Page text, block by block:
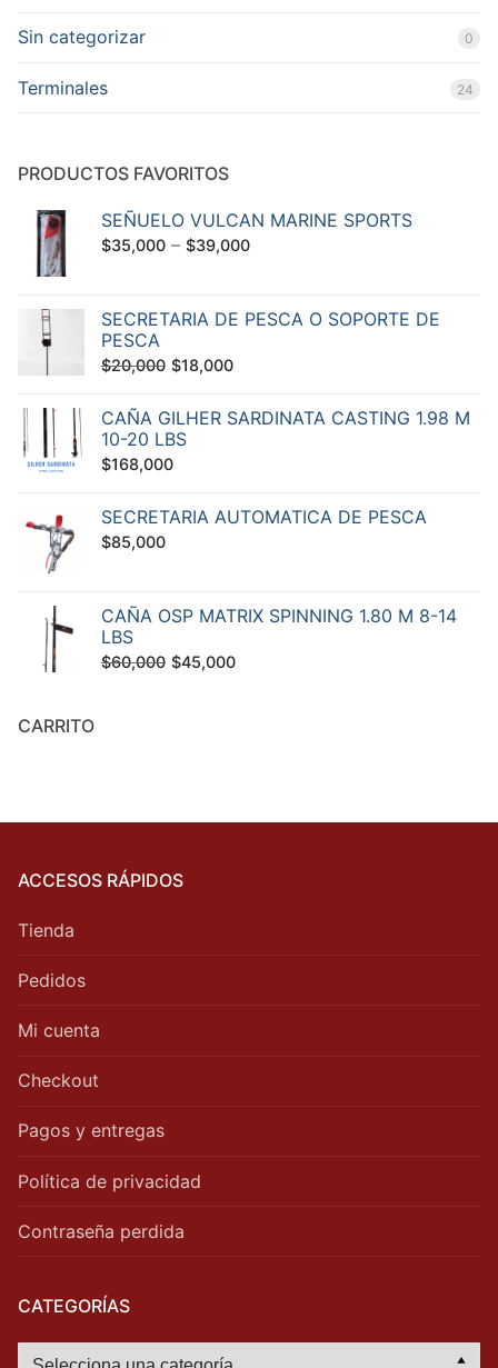
Sin categorizar 0
Terminales 24
PRODUCTOS FAVORITOS
SEÑUELO VULCAN MARINE SPORTS
$35,000 – $39,000
SECRETARIA DE PESCA O SOPORTE DE
PESCA
$20,000 El
original
era:
$20,000.
$18,000El
actual
CAÑA GILHER SARDINATA CASTING 1.98 M
10-20 LBS
$168,000
SECRETARIA AUTOMATICA DE PESCA
$85,000
CAÑA OSP MATRIX SPINNING 1.80 M 8-14
LBS
$60,000 El
$45,000El
CARRITO
ACCESOS RÁPIDOS
Tienda
Pedidos
Mi cuenta
Checkout
Pagos y entregas
Política de privacidad
Contraseña perdida
CATEGORÍAS